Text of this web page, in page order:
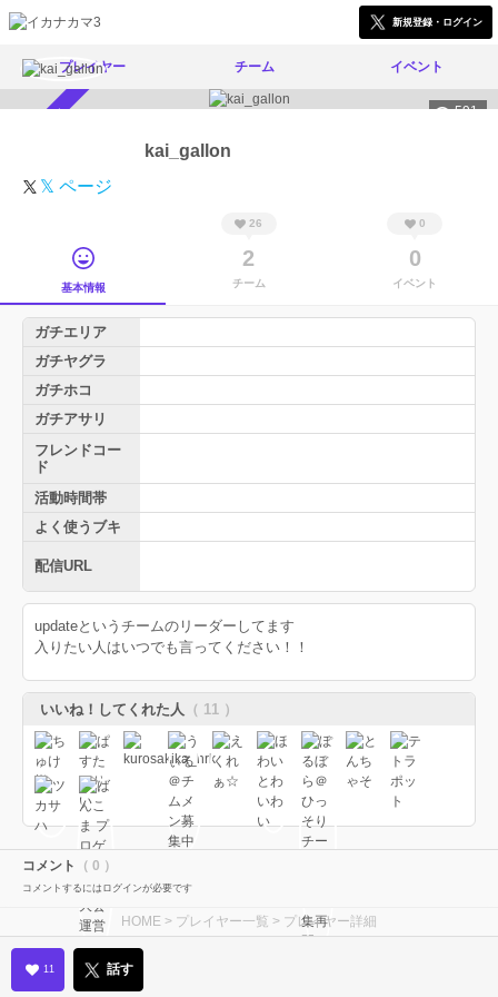
新規登録・ログイン
プレイヤー チーム イベント
591
kai_gallon
𝕏 ページ
基本情報
26
2
チーム
0
0
イベント
ガチエリア
ガチヤグラ
ガチホコ
ガチアサリ
フレンドコー
ド
活動時間帯
よく使うブキ
配信URL
updateというチームのリーダーしてます
入りたい人はいつでも言ってください！！
いいね！してくれた人 （ 11 ）
コメント （ 0 ）
コメントするにはログインが必要です
HOME > プレイヤー一覧 > プレイヤー詳細
11 話す